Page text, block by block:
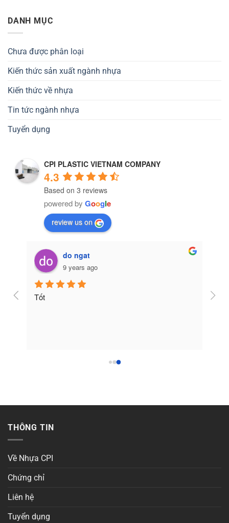
DANH MỤC
Chưa được phân loại
Kiến thức sản xuất ngành nhựa
Kiến thức về nhựa
Tin tức ngành nhựa
Tuyển dụng
CPI PLASTIC VIETNAM COMPANY
4.3
Based on 3 reviews
powered by Google
review us on
do ngat
9 years ago
Tốt
THÔNG TIN
Về Nhựa CPI
Chứng chỉ
Liên hệ
Tuyển dụng